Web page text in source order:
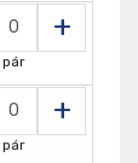
+
pár
+
pár